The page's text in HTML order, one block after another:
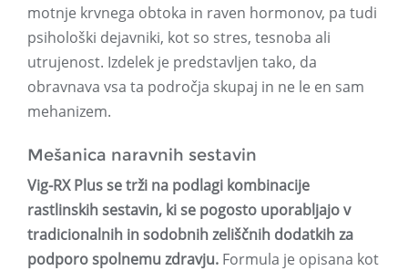
motnje krvnega obtoka in raven hormonov, pa tudi
psihološki dejavniki, kot so stres, tesnoba ali
utrujenost. Izdelek je predstavljen tako, da
obravnava vsa ta področja skupaj in ne le en sam
mehanizem.
Mešanica naravnih sestavin
Vig-RX Plus se trži na podlagi kombinacije
rastlinskih sestavin, ki se pogosto uporabljajo v
tradicionalnih in sodobnih zeliščnih dodatkih za
podporo spolnemu zdravju. Formula je opisana kot